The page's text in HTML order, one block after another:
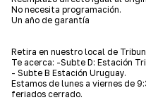
No necesita programación.
Un año de garantía
Retira en nuestro local de
Te acerca: -Subte D: Estación
- Subte B Estación Uruguay.
Estamos de lunes a viernes de
feriados cerrado.